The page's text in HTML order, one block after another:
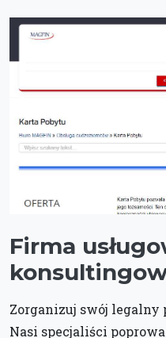
Firma
Zorganizuj swój legalny
Nasi specjaliści